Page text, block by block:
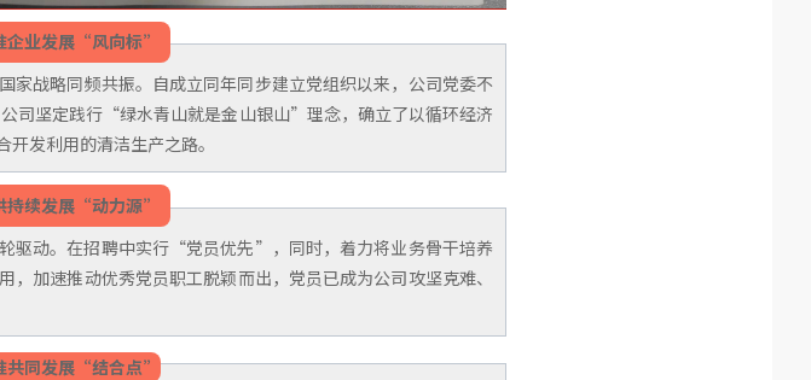
业发展“风向标”
家战略同频共振。自成立同年同步建立党组织以来，公司党委不
司坚定践行“绿水青山就是金山银山”理念，确立了以循环经济
发利用的清洁生产之路。
续发展“动力源”
动。在招聘中实行“党员优先”，同时，着力将业务骨干培养
加速推动优秀党员职工脱颖而出，党员已成为公司攻坚克难、
共同发展“结合点”